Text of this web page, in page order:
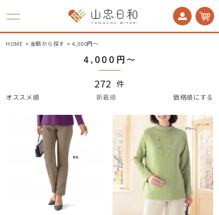
HOME 金額から探す 4,000円〜
4,000円〜
272 件
オススメ順 新着順 価格順にする